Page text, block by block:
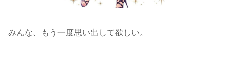
みんな、もう一度思い出して欲しい。